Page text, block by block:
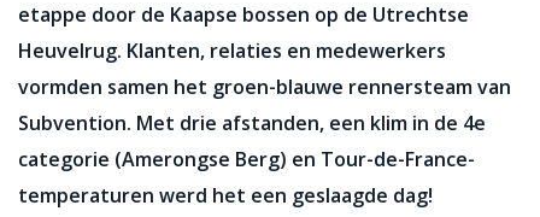
etappe door de Kaapse bossen op de Utrechtse
Heuvelrug. Klanten, relaties en medewerkers
vormden samen het groen-blauwe rennersteam van
Subvention. Met drie afstanden, een klim in de 4e
categorie (Amerongse Berg) en Tour-de-France-
temperaturen werd het een geslaagde dag!